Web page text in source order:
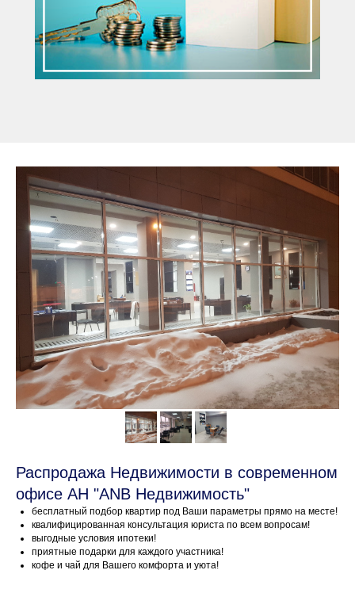
Распродажа Недвижимости в современном
офисе АН "ANB Недвижимость"
бесплатный подбор квартир под Ваши параметры прямо на месте!
квалифицированная консультация юриста по всем вопросам!
выгодные условия ипотеки!
приятные подарки для каждого участника!
кофе и чай для Вашего комфорта и уюта!